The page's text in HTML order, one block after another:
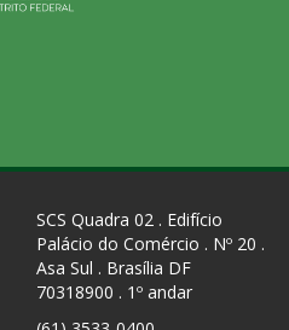
SCS Quadra 02 . Edifício
Palácio do Comércio . Nº 20 .
Asa Sul . Brasília DF
70318900 . 1º andar